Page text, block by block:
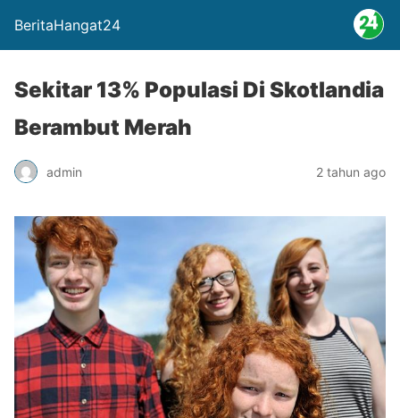
BeritaHangat24
Sekitar 13% Populasi Di Skotlandia
Berambut Merah
admin 2 tahun ago